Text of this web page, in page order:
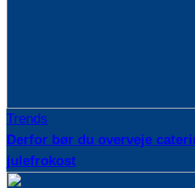
Trends
Derfor bør du overveje
julefrokost